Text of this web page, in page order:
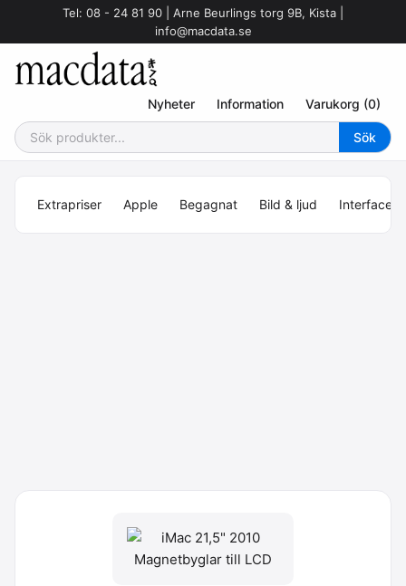
Tel: 08 - 24 81 90 | Arne Beurlings torg 9B, Kista |
info@macdata.se
Nyheter Information Varukorg (0)
Extrapriser Apple Begagnat Bild & ljud Interface